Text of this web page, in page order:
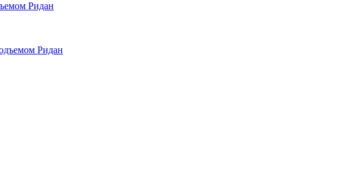
Ридан
Ридан